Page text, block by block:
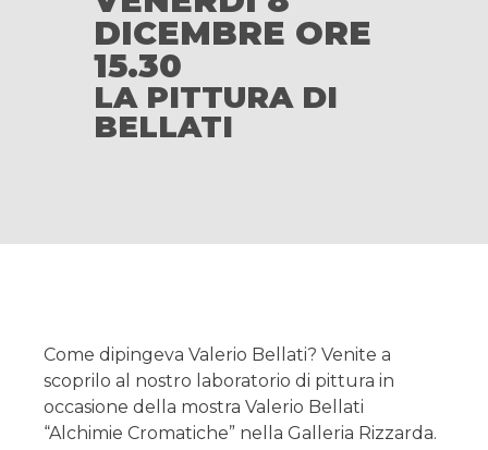
DICEMBRE ORE
15.30
LA PITTURA DI
BELLATI
Come dipingeva Valerio Bellati? Venite a
scoprilo al nostro laboratorio di pittura in
occasione della mostra Valerio Bellati
“Alchimie Cromatiche” nella Galleria Rizzarda.